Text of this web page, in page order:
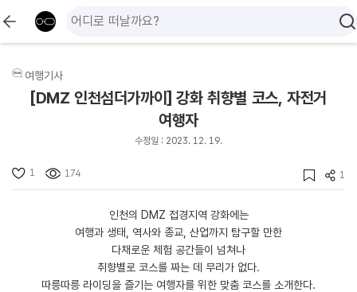
여행기사
[DMZ 인천섬더가까이] 강화 취향별 코스, 자전거
여행자
수정일 : 2023. 12. 19.
1 174 1
인천의 DMZ 접경지역 강화에는
여행과 생태
역사와 종교 산업까지 탐구할 만한
다채로운 체험 공간들이 넘쳐나
취향별로 코스를 짜는 데 무리가 없다.
따릉따릉 라이딩을 즐기는 여행자를 위한 맞춤 코스를 소개한다.